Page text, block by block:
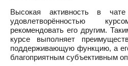
Высокая активность в
удовлетворённостью
рекомендовать его другим.
курсе выполняет
поддерживающую функцию, а
благоприятным субъективным